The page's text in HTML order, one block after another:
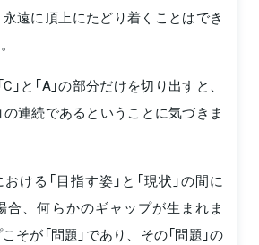
遠に頂上にたどり着くことはでき
」と「A」の部分だけを切り出すと、
の連続であるということに気づきま
ける「目指す姿」と「現状」の間に
合、何らかのギャップが生まれま
そが「問題」であり、その「問題」の